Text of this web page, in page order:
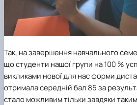
Так, на завершення навчального
що студенти нашої групи на 100 %
викликами нової для нас форми
отримала середній бал 85 за
стало можливим тільки завдяки